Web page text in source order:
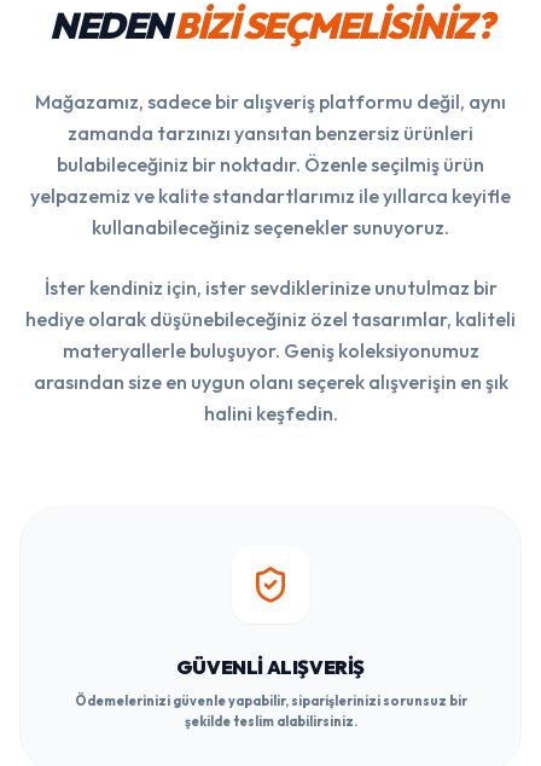
NEDENBİZİ SEÇMELİSİNİZ?
Mağazamız, sadece bir alışveriş platformu değil, aynı
zamanda tarzınızı yansıtan benzersiz ürünleri
bulabileceğiniz bir noktadır. Özenle seçilmiş ürün
yelpazemiz ve kalite standartlarımız ile yıllarca keyifle
kullanabileceğiniz seçenekler sunuyoruz.
İster kendiniz için, ister sevdiklerinize unutulmaz bir
hediye olarak düşünebileceğiniz özel tasarımlar, kaliteli
materyallerle buluşuyor. Geniş koleksiyonumuz
arasından size en uygun olanı seçerek alışverişin en şık
halini keşfedin.
GÜVENLI ALIŞVERIŞ
Ödemelerinizi güvenle yapabilir, siparişlerinizi sorunsuz bir
şekilde teslim alabilirsiniz.